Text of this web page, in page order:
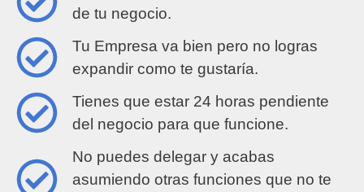
de tu negocio.
Tu Empresa va bien pero no logras
expandir como te gustaría.
Tienes que estar 24 horas pendiente
del negocio para que funcione​.
No puedes delegar y acabas
asumiendo otras funciones que no te